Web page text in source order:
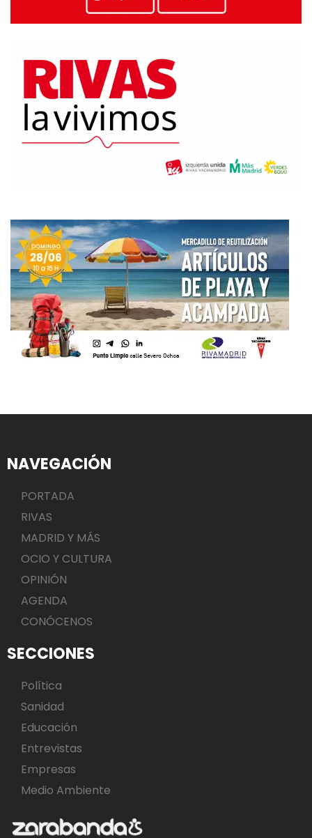
NAVEGACIÓN
PORTADA
RIVAS
MADRID Y MÁS
OCIO Y CULTURA
OPINIÓN
AGENDA
CONÓCENOS
SECCIONES
Política
Sanidad
Educación
Entrevistas
Empresas
Medio Ambiente